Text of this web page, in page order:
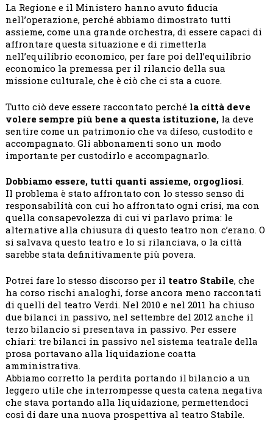
La Regione e il Ministero hanno avuto fiducia
nell’operazione, perché abbiamo dimostrato tutti
assieme, come una grande orchestra, di essere capaci di
affrontare questa situazione e di rimetterla
nell’equilibrio economico, per fare poi dell’equilibrio
economico la premessa per il rilancio della sua
missione culturale, che è ciò che ci sta a cuore.
Tutto ciò deve essere raccontato perché la città deve
volere sempre più bene a questa istituzione, la deve
sentire come un patrimonio che va difeso, custodito e
accompagnato. Gli abbonamenti sono un modo
importante per custodirlo e accompagnarlo.
Dobbiamo essere, tutti quanti assieme, orgogliosi.
Il problema è stato affrontato con lo stesso senso di
responsabilità con cui ho affrontato ogni crisi, ma con
quella consapevolezza di cui vi parlavo prima: le
alternative alla chiusura di questo teatro non c’erano. O
si salvava questo teatro e lo si rilanciava, o la città
sarebbe stata definitivamente più povera.
Potrei fare lo stesso discorso per il teatro Stabile, che
ha corso rischi analoghi, forse ancora meno raccontati
di quelli del teatro Verdi. Nel 2010 e nel 2011 ha chiuso
due bilanci in passivo, nel settembre del 2012 anche il
terzo bilancio si presentava in passivo. Per essere
chiari: tre bilanci in passivo nel sistema teatrale della
prosa portavano alla liquidazione coatta
amministrativa.
Abbiamo corretto la perdita portando il bilancio a un
leggero utile che interrompesse questa catena negativa
che stava portando alla liquidazione, permettendoci
così di dare una nuova prospettiva al teatro Stabile.